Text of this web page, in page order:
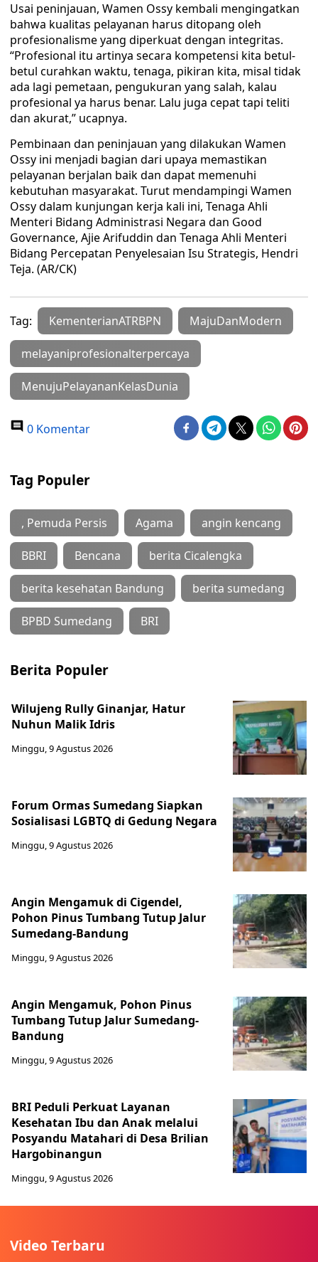
Usai peninjauan, Wamen Ossy kembali mengingatkan
bahwa kualitas pelayanan harus ditopang oleh
profesionalisme yang diperkuat dengan integritas.
“Profesional itu artinya secara kompetensi kita betul-
betul curahkan waktu, tenaga, pikiran kita, misal tidak
ada lagi pemetaan, pengukuran yang salah, kalau
profesional ya harus benar. Lalu juga cepat tapi teliti
dan akurat,” ucapnya.
Pembinaan dan peninjauan yang dilakukan Wamen
Ossy ini menjadi bagian dari upaya memastikan
pelayanan berjalan baik dan dapat memenuhi
kebutuhan masyarakat. Turut mendampingi Wamen
Ossy dalam kunjungan kerja kali ini, Tenaga Ahli
Menteri Bidang Administrasi Negara dan Good
Governance, Ajie Arifuddin dan Tenaga Ahli Menteri
Bidang Percepatan Penyelesaian Isu Strategis, Hendri
Teja. (AR/CK)
Tag: KementerianATRBPN MajuDanModern
melayaniprofesionalterpercaya
MenujuPelayananKelasDunia
0 Komentar
Tag Populer
, Pemuda Persis Agama angin kencang
BBRI Bencana berita Cicalengka
berita kesehatan Bandung berita sumedang
BPBD Sumedang BRI
Berita Populer
Wilujeng Rully Ginanjar, Hatur
Nuhun Malik Idris
Minggu, 9 Agustus 2026
Forum Ormas Sumedang Siapkan
Sosialisasi LGBTQ di Gedung Negara
Minggu, 9 Agustus 2026
Angin Mengamuk di Cigendel,
Pohon Pinus Tumbang Tutup Jalur
Sumedang-Bandung
Minggu, 9 Agustus 2026
Angin Mengamuk, Pohon Pinus
Tumbang Tutup Jalur Sumedang-
Bandung
Minggu, 9 Agustus 2026
BRI Peduli Perkuat Layanan
Kesehatan Ibu dan Anak melalui
Posyandu Matahari di Desa Brilian
Hargobinangun
Minggu, 9 Agustus 2026
Video Terbaru